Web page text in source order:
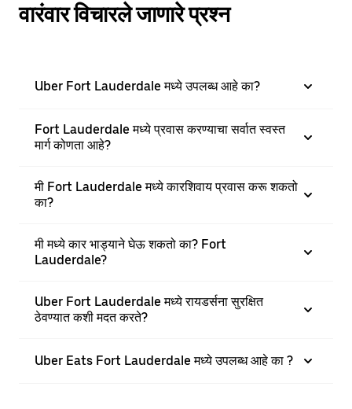
वारंवार विचारले जाणारे प्रश्न
Uber Fort Lauderdale मध्ये उपलब्ध आहे का?
Fort Lauderdale मध्ये प्रवास करण्याचा सर्वात स्वस्त
मार्ग कोणता आहे?
मी Fort Lauderdale मध्ये कारशिवाय प्रवास करू शकतो
का?
मी मध्ये कार भाड्याने घेऊ शकतो का? Fort
Lauderdale?
Uber Fort Lauderdale मध्ये रायडर्सना सुरक्षित
ठेवण्यात कशी मदत करते?
Uber Eats Fort Lauderdale मध्ये उपलब्ध आहे का ?